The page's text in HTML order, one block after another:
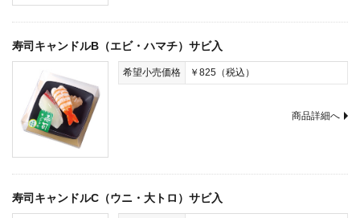
寿司キャンドルB（エビ・ハマチ）サビ入
希望小売価格 ￥825（税込）
商品詳細へ
寿司キャンドルC（ウニ・大トロ）サビ入